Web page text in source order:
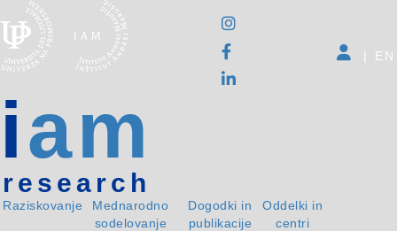
iam
research
Raziskovanje
Mednarodno
sodelovanje
Dogodki in
publikacije
Oddelki in
centri
| EN